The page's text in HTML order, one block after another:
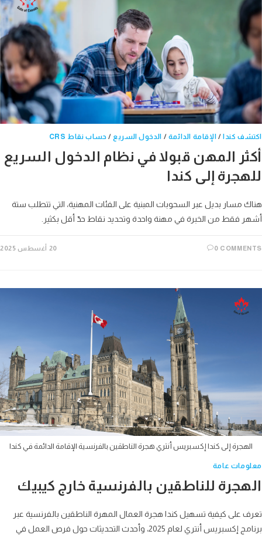
كندا /الإقامة الدائمة/الدخول السريع/حساب نقاط CRS
المهن قبولا في نظام الدخول السريع
إلى كندا
مسار بديل عبر السحوبات المبنية على الفئات المهنية، التي تتطلب ستة
فقط من الخبرة في مهنة واحدة وتحديد نقاط حدّ أقل بكثير.
0
إلى كندا إكسبريس أنتري هجرة الناطقين بالفرنسية الإقامة الدائمة في كندا
عامة
للناطقين بالفرنسية خارج كيبيك
على كيفية تسهيل كندا هجرة العمال المهرة الناطقين بالفرنسية عبر
برنامج إكسبريس أنتري لعام 2025، وأحدث التحديثات حول فرص العمل في